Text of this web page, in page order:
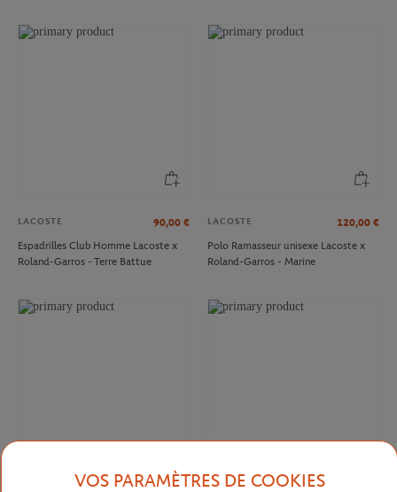
LACOSTE 90,00 €
Espadrilles Club Homme Lacoste x
Roland-Garros - Terre Battue
LACOSTE 120,00 €
Polo Ramasseur unisexe Lacoste x
Roland-Garros - Marine
VOS PARAMÈTRES DE COOKIES